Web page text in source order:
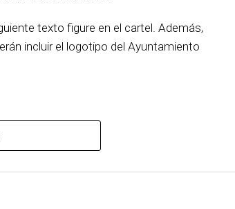
texto figure en el cartel. Además,
incluir el logotipo del Ayuntamiento